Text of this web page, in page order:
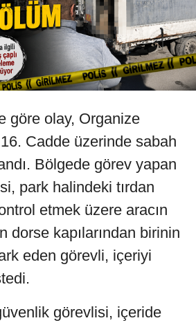
göre olay, Organize
Cadde üzerinde sabah
Bölgede görev yapan
park halindeki tırdan
etmek üzere aracın
dorse kapılarından birinin
eden görevli, içeriyi
görevlisi, içeride